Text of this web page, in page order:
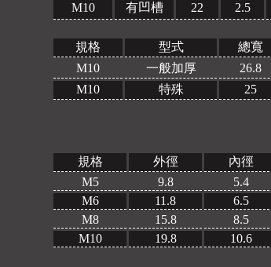
M10
有凹槽 22 2.5
規格 型式 總寬
M10
一般加厚 26.8
M10
特殊 25
規格 外徑 內徑
M5
9.8 5.4
M6
11.8 6.5
M8
15.8 8.5
M10
19.8 10.6